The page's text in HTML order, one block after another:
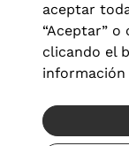
Aviso legal|
aceptar
“Aceptar”
clicando el